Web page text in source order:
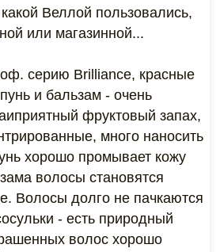
Веллой пользовались,
или магазинной...
серию Brilliance, красные
и бальзам - очень
фруктовый запах,
много наносить
хорошо промывает кожу
волосы становятся
Волосы долго не пачкаются
- есть природный
волос хорошо